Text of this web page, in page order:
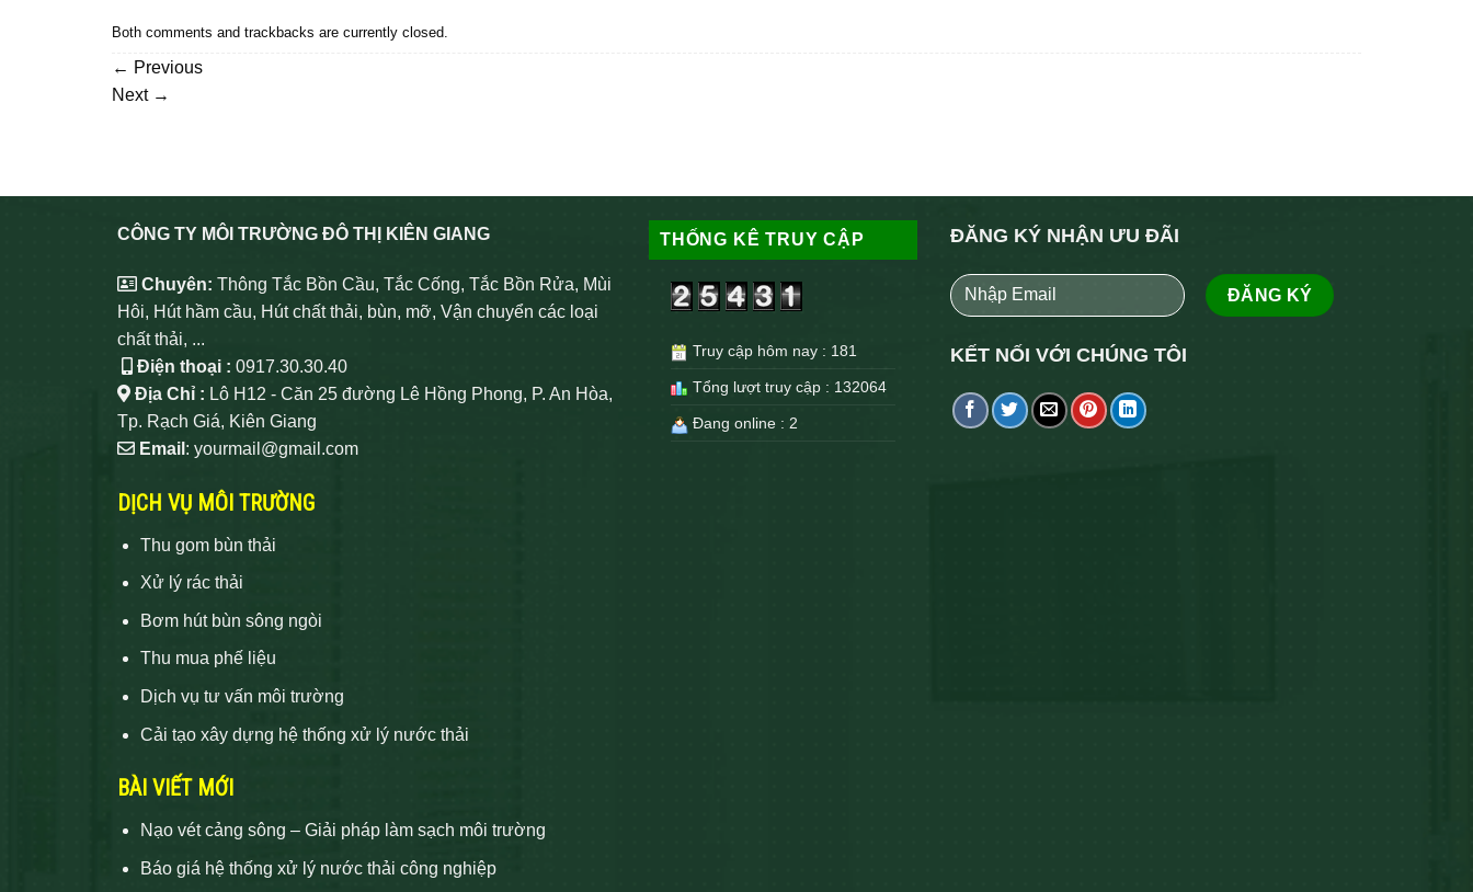
Both comments and trackbacks are currently closed.
← Previous
Next →
CÔNG TY MÔI TRƯỜNG ĐÔ THỊ KIÊN GIANG
Chuyên: Thông Tắc Bồn Cầu, Tắc Cống, Tắc Bồn Rửa, Mùi
Hôi, Hút hầm cầu, Hút chất thải, bùn, mỡ, Vận chuyển các loại
chất thải, ...
Điện thoại : 0917.30.30.40
Địa Chỉ : Lô H12 - Căn 25 đường Lê Hồng Phong, P. An Hòa,
Tp. Rạch Giá, Kiên Giang
Email : yourmail@gmail.com
DỊCH VỤ MÔI TRƯỜNG
Thu gom bùn thải
Xử lý rác thải
Bơm hút bùn sông ngòi
Thu mua phế liệu
Dịch vụ tư vấn môi trường
Cải tạo xây dựng hệ thống xử lý nước thải
BÀI VIẾT MỚI
Nạo vét cảng sông – Giải pháp làm sạch môi trường
Báo giá hệ thống xử lý nước thải công nghiệp
THỐNG KÊ TRUY CẬP
Truy cập hôm nay : 181
Tổng lượt truy cập : 132064
Đang online : 2
ĐĂNG KÝ NHẬN ƯU ĐÃI
KẾT NỐI VỚI CHÚNG TÔI